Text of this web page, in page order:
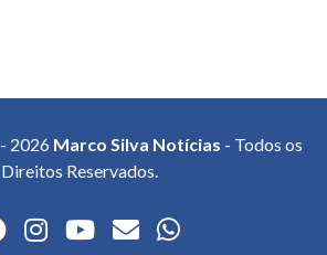
2026 Marco Silva Notícias - Todos os
Direitos Reservados.